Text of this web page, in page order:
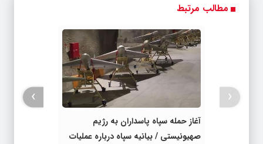
مطالب مرتبط
آغاز حمله سپاه پاسداران به رژیم
صهیونیستی / بیانیه سپاه درباره عملیات
‹
›